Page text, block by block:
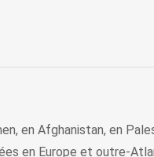
en Afghanistan, en
en Europe et outre-